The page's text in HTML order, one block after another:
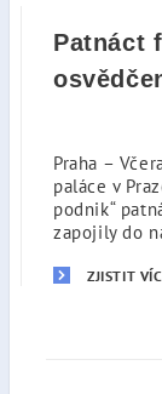
Patnáct
Praha –
paláce v
podnik“
zapojily do
ZJISTIT